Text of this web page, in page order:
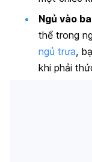
Ngủ vào
thể trong
ngủ trưa,
khi phải